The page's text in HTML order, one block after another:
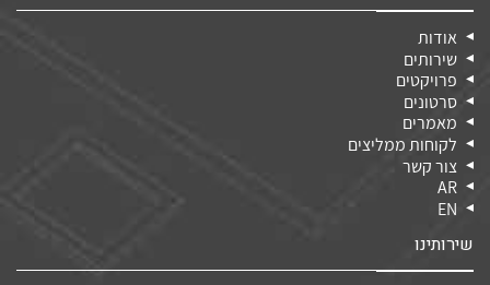
אודות
שירותים
פרויקטים
סרטונים
מאמרים
לקוחות ממליצים
צור קשר
AR
EN
שירותינו